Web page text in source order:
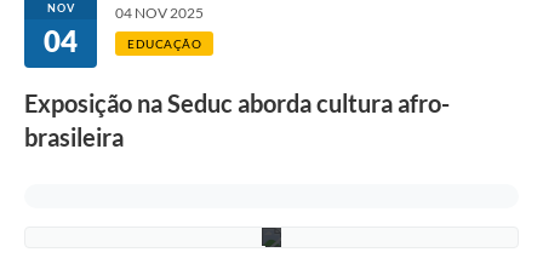
NOV
04
04 NOV 2025
EDUCAÇÃO
Exposição na Seduc aborda cultura afro-
brasileira
o